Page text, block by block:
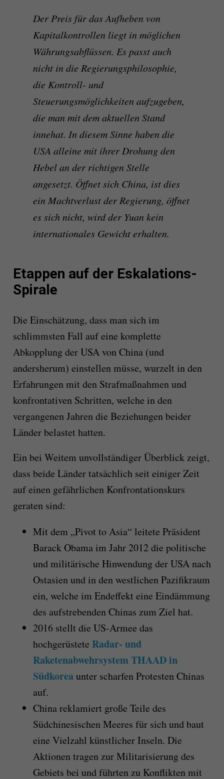
Der Preis für das Aufheben von
Kapitalkontrollen liegt in möglichen
Währungsabflüssen. Es passt auch
nicht in die Regierungsphilosophie,
die Kontroll- und
Steuerungsmöglichkeiten aufzugeben,
die man mit dem aktuellen Stand
innehat. In diesem Sinne haben die
USA alleine mit ihrer Drohung den
Hebel an der richtigen Stelle
angesetzt. Öffnet sich China, ist dies
ein Machtverlust der Regierung, öffnet
es sich nicht, wird der Yuan kein
internationales Gewicht erhalten.
Etappen auf der Eskalations-
Spirale
Die Einschätzung, dass man sich im
schlimmsten Fall auf eine komplette
Abkopplung der USA von China (und
andersherum) einstellen müsse, wurzelt in den
Erfahrungen mit den Strafmaßnahmen und
konfrontativen Schritten, welche in den
vergangenen Jahren die Beziehungen beider
Länder belastet hatten.
Ein bei Weitem unvollständiger Überblick zeigt,
dass beide Länder tatsächlich seit einiger Zeit
auf einen gefährlichen Konfrontationskurs
geraten sind:
Mit dem „Pivot to Asia“ leitete Präsident
Barack Obama im Jahr 2012 die politische
und militärische Hinwendung der USA nach
Ostasien und in den westlichen Pazifikraum
ein, welche im Endeffekt eine Eindämmung
des aufstrebenden Chinas zum Ziel hat.
2016 stellt die US-Armee das
hochgerüstete Radar- und
Raketenabwehrsystem THAAD in
Südkoreaunter scharfen Protesten Chinas
auf.
China reklamiert große Teile des
Südchinesischen Meeres für sich und baut
eine Vielzahl künstlicher Inseln. Die
Aktionen tragen zur Militarisierung des
Gebiets bei und führten zu Konflikten mit